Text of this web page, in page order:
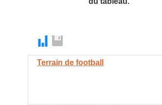
Terrain de football